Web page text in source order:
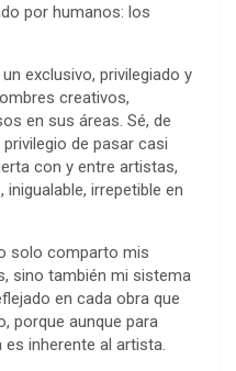
por humanos: los
exclusivo, privilegiado y
creativos,
en sus áreas. Sé, de
de pasar casi
con y entre artistas,
irrepetible en
solo comparto mis
sino también mi sistema
en cada obra que
porque aunque para
inherente al artista.